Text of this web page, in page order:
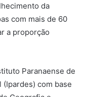
da
com mais de 60
a proporção
Paranaense de
com base